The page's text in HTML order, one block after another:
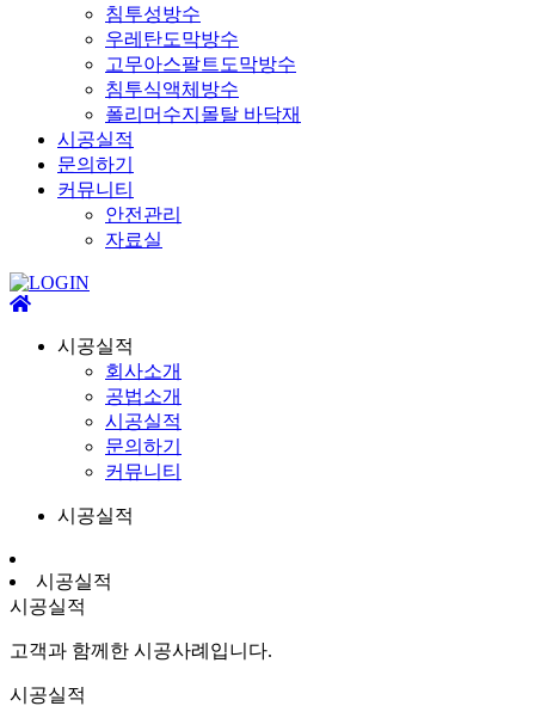
침투성방수
우레탄도막방수
고무아스팔트도막방수
침투식액체방수
폴리머수지몰탈 바닥재
시공실적
문의하기
커뮤니티
안전관리
자료실
시공실적
회사소개
공법소개
시공실적
문의하기
커뮤니티
시공실적
시공실적
시공실적
고객과 함께한 시공사례입니다.
시공실적